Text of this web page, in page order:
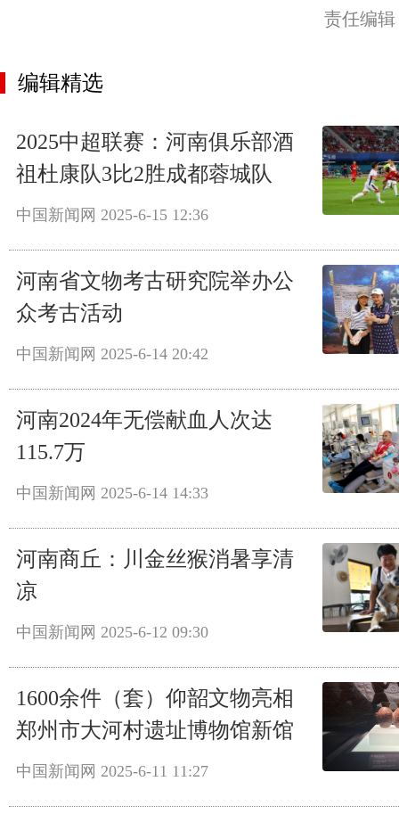
责任编
编辑精选
2025中超联赛：河南俱乐部酒
祖杜康队3比2胜成都蓉城队
中国新闻网 2025-6-15 12:36
河南省文物考古研究院举办公
众考古活动
中国新闻网 2025-6-14 20:42
河南2024年无偿献血人次达
115.7万
中国新闻网 2025-6-14 14:33
河南商丘：川金丝猴消暑享清
凉
中国新闻网 2025-6-12 09:30
1600余件（套）仰韶文物亮相
郑州市大河村遗址博物馆新馆
中国新闻网 2025-6-11 11:27